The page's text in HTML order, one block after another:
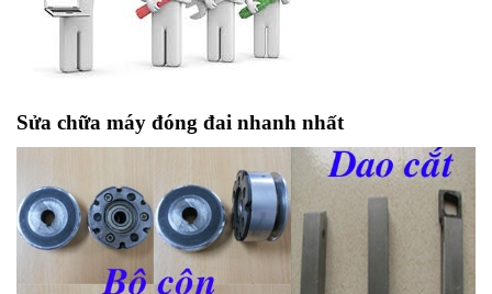
Sửa chữa máy đóng đai nhanh nhất